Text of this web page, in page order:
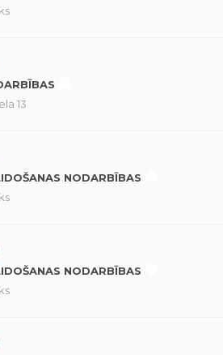
13
NODARBĪBAS
NODARBĪBAS